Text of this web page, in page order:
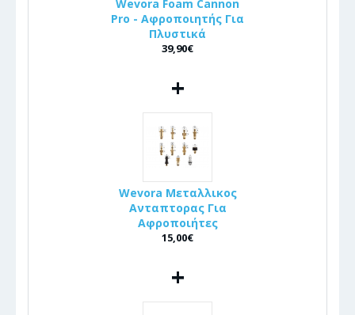
Wevora Foam Cannon
Pro - Αφροποιητής Για
Πλυστικά
39,90€
+
Wevora Μεταλλικος
Ανταπτορας Για
Αφροποιήτες
15,00€
+